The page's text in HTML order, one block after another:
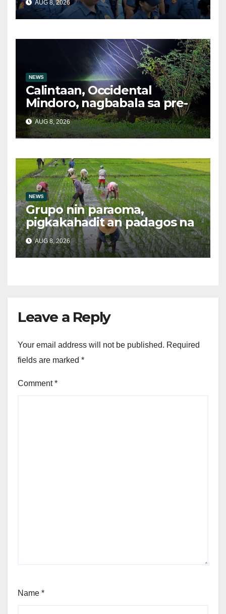
Php29.6M halaga ng ilegal
na droga nasamsam noong
AUG 8, 2026
NEWS
Calintaan, Occidental
Mindoro, nagbabala sa pre-
evacuation dahil sa malakas
na ulan
AUG 8, 2026
NEWS
Grupo nin paraoma,
pigkakahadit an padagos na
importasyon kasabay kan
nakatalaan na anihan
AUG 8, 2026
Leave a Reply
Your email address will not be published. Required
fields are marked *
Comment*
Name *